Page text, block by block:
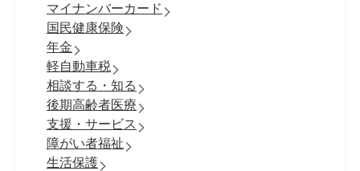
マイナンバーカード
国民健康保険
年金
軽自動車税
相談する・知る
後期高齢者医療
支援・サービス
障がい者福祉
生活保護